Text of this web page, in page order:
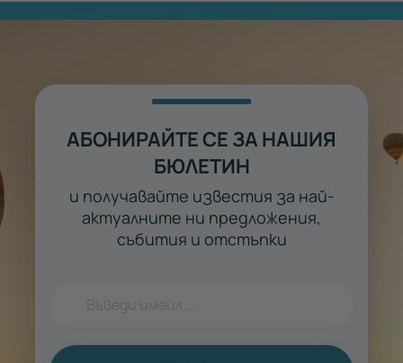
АБОНИРАЙТЕ СЕ ЗА НАШИЯ
БЮЛЕТИН
и получавайте известия за най-
актуалните ни предложения,
събития и отстъпки